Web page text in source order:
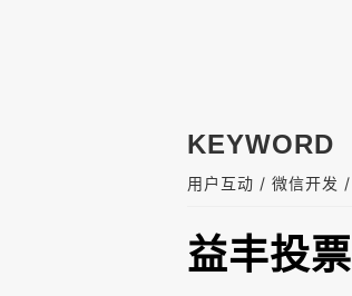
KEYWORD
用户互动 / 微信开发 /
益丰投票